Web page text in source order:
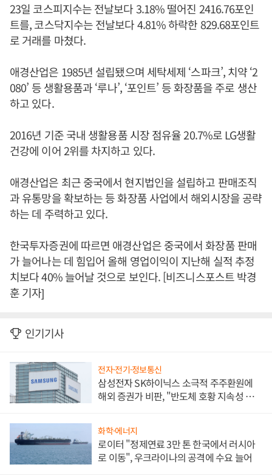
23일 코스피지수는 전날보다 3.18% 떨어진 2416.76포인
트를, 코스닥지수는 전날보다 4.81% 하락한 829.68포인트
로 거래를 마쳤다.
애경산업은 1985년 설립됐으며 세탁세제 ‘스파크’, 치약 ‘2
080’ 등 생활용품과 ‘루나’, ‘포인트’ 등 화장품을 주로 생산
하고 있다.
2016년 기준 국내 생활용품 시장 점유율 20.7%로 LG생활
건강에 이어 2위를 차지하고 있다.
애경산업은 최근 중국에서 현지법인을 설립하고 판매조직
과 유통망을 확보하는 등 화장품 사업에서 해외시장을 공략
하는 데 주력하고 있다.
한국투자증권에 따르면 애경산업은 중국에서 화장품 판매
가 늘어나는 데 힘입어 올해 영업이익이 지난해 실적 추정
치보다 40% 늘어날 것으로 보인다. [비즈니스포스트 박경
훈 기자]
인기기사
전자·전기·정보통신
삼성전자 SK하이닉스 소극적 주주환원에
해외 증권가 비판, "반도체 호황 지속성 의
화학·에너지
로이터 "정제연료 3만 톤 한국에서 러시아
로 이동", 우크라이나의 공격에 수요 늘어